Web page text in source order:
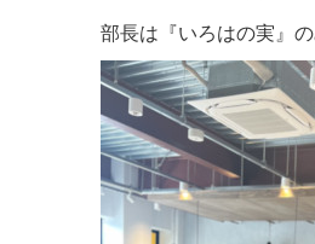
部長は『いろはの実』